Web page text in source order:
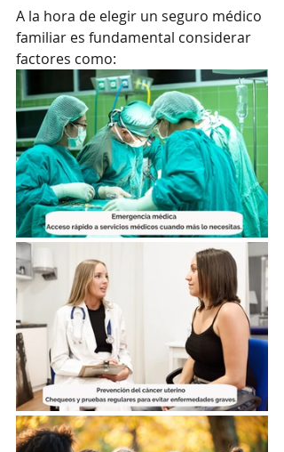
A la hora de elegir un seguro médico
familiar es fundamental considerar
factores como: